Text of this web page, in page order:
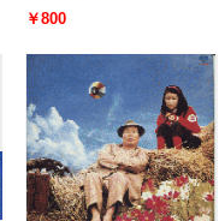
￥800